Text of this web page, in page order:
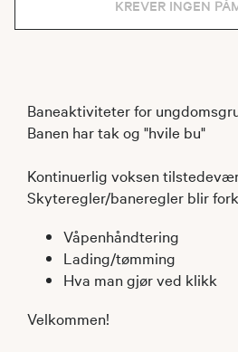
KREVER INGEN
Baneaktiviteter for
Banen har tak og "hvile bu"
Kontinuerlig voksen
Skyteregler/baneregler blir
Våpenhåndtering
Lading/tømming
Hva man gjør ved klikk
Velkommen!